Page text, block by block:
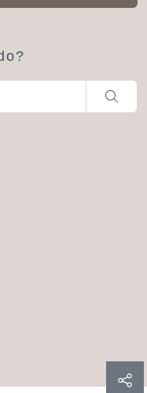
de